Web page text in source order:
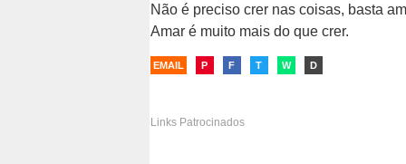
Não é preciso crer nas coisas, basta
Amar é muito mais do que crer.
EMAIL P F T W D
Links Patrocinados